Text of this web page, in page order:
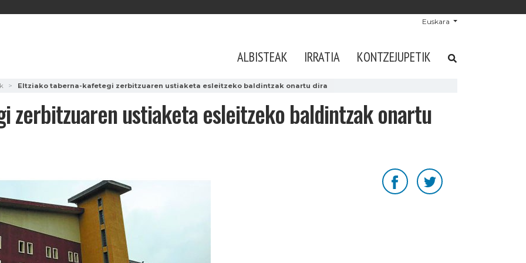
Euskara
ALBISTEAK IRRATIA KONTZEJUPETIK
Eltziako taberna-kafetegi zerbitzuaren ustiaketa esleitzeko baldintzak onartu dira
zerbitzuaren ustiaketa esleitzeko baldintzak onartu